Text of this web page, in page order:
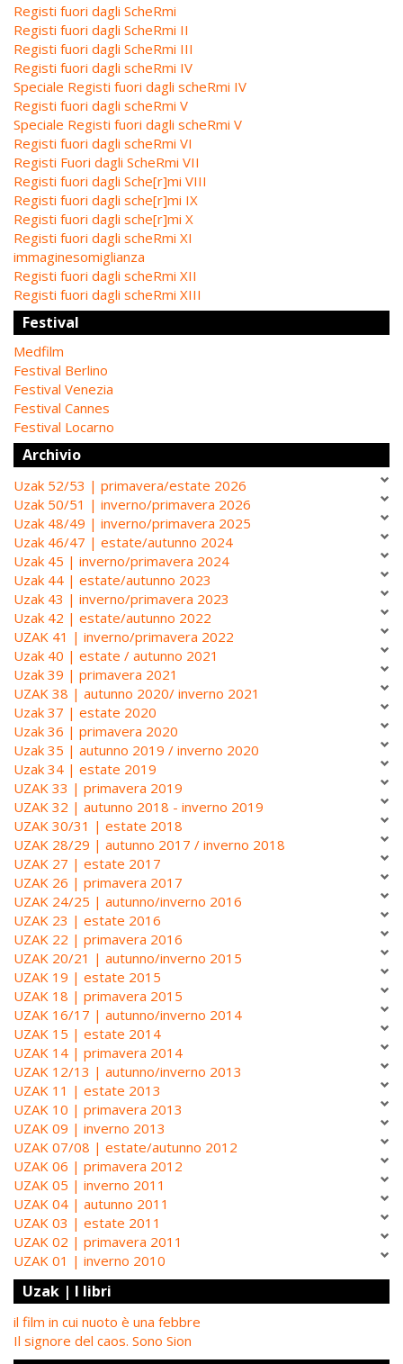
Registi fuori dagli ScheRmi
Registi fuori dagli ScheRmi II
Registi fuori dagli ScheRmi III
Registi fuori dagli scheRmi IV
Speciale Registi fuori dagli scheRmi IV
Registi fuori dagli scheRmi V
Speciale Registi fuori dagli scheRmi V
Registi fuori dagli scheRmi VI
Registi Fuori dagli ScheRmi VII
Registi fuori dagli Sche[r]mi VIII
Registi fuori dagli sche[r]mi IX
Registi fuori dagli sche[r]mi X
Registi fuori dagli scheRmi XI
immaginesomiglianza
Registi fuori dagli scheRmi XII
Registi fuori dagli scheRmi XIII
Festival
Medfilm
Festival Berlino
Festival Venezia
Festival Cannes
Festival Locarno
Archivio
Uzak 52/53 | primavera/estate 2026
Uzak 50/51 | inverno/primavera 2026
Uzak 48/49 | inverno/primavera 2025
Uzak 46/47 | estate/autunno 2024
Uzak 45 | inverno/primavera 2024
Uzak 44 | estate/autunno 2023
Uzak 43 | inverno/primavera 2023
Uzak 42 | estate/autunno 2022
UZAK 41 | inverno/primavera 2022
Uzak 40 | estate / autunno 2021
Uzak 39 | primavera 2021
UZAK 38 | autunno 2020/ inverno 2021
Uzak 37 | estate 2020
Uzak 36 | primavera 2020
Uzak 35 | autunno 2019 / inverno 2020
Uzak 34 | estate 2019
UZAK 33 | primavera 2019
UZAK 32 | autunno 2018 - inverno 2019
UZAK 30/31 | estate 2018
UZAK 28/29 | autunno 2017 / inverno 2018
UZAK 27 | estate 2017
UZAK 26 | primavera 2017
UZAK 24/25 | autunno/inverno 2016
UZAK 23 | estate 2016
UZAK 22 | primavera 2016
UZAK 20/21 | autunno/inverno 2015
UZAK 19 | estate 2015
UZAK 18 | primavera 2015
UZAK 16/17 | autunno/inverno 2014
UZAK 15 | estate 2014
UZAK 14 | primavera 2014
UZAK 12/13 | autunno/inverno 2013
UZAK 11 | estate 2013
UZAK 10 | primavera 2013
UZAK 09 | inverno 2013
UZAK 07/08 | estate/autunno 2012
UZAK 06 | primavera 2012
UZAK 05 | inverno 2011
UZAK 04 | autunno 2011
UZAK 03 | estate 2011
UZAK 02 | primavera 2011
UZAK 01 | inverno 2010
Uzak | I libri
il film in cui nuoto è una febbre
Il signore del caos. Sono Sion